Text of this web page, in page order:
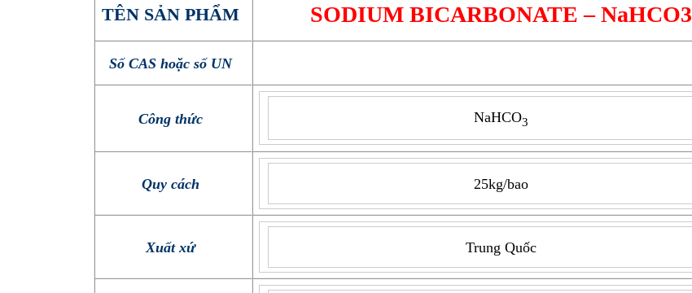
TÊN SẢN PHẨM SODIUM BICARBONATE – NaHCO3
Số CAS hoặc số UN
Công thức NaHCO3
Quy cách 25kg/bao
Xuất xứ Trung Quốc